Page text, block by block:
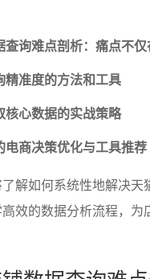
询难点剖析：痛点不仅
精准度的方法和工具
核心数据的实战策略
电商决策优化与工具推荐
解如何系统性地解决
效的数据分析流程，为